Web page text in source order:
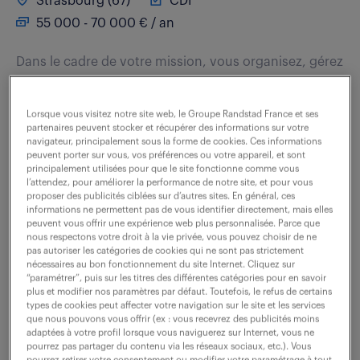
55 000 - 70 000 € / an
Dans le cadre de votre mission, vous organisez, gérez
de la qualité des opérations. A ce titre, vous avez la
responsabilité...
voir l'offre
directeur qualité (f/h)
6 août 2026
Forbach (57) CDI 45 000 € / an
Lorsque vous visitez notre site web, le Groupe Randstad France et ses
partenaires peuvent stocker et récupérer des informations sur votre
navigateur, principalement sous la forme de cookies. Ces informations
peuvent porter sur vous, vos préférences ou votre appareil, et sont
principalement utilisées pour que le site fonctionne comme vous
l’attendez, pour améliorer la performance de notre site, et pour vous
proposer des publicités ciblées sur d’autres sites. En général, ces
informations ne permettent pas de vous identifier directement, mais elles
peuvent vous offrir une expérience web plus personnalisée. Parce que
nous respectons votre droit à la vie privée, vous pouvez choisir de ne
pas autoriser les catégories de cookies qui ne sont pas strictement
nécessaires au bon fonctionnement du site Internet. Cliquez sur
“paramétrer”, puis sur les titres des différentes catégories pour en savoir
plus et modifier nos paramètres par défaut. Toutefois, le refus de certains
types de cookies peut affecter votre navigation sur le site et les services
que nous pouvons vous offrir (ex : vous recevrez des publicités moins
adaptées à votre profil lorsque vous naviguerez sur Internet, vous ne
pourrez pas partager du contenu via les réseaux sociaux, etc.). Vous